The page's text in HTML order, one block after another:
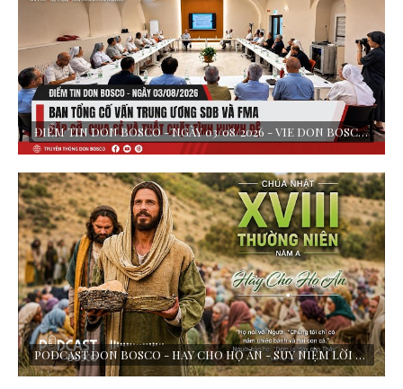
ĐIỂM TIN DON BOSCO - NGÀY 03/08/2026 - VIE DON BOSCO THỰC HIỆN
PODCAST DON BOSCO - HAY CHO HỌ ĂN - SUY NIỆM LỜI CHÚA - CHÚA NHẬT XVIII TN - NĂM A